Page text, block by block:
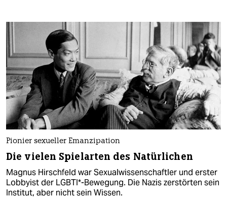
Pionier sexueller Emanzipation
Die vielen Spielarten des Natürlichen
Magnus Hirschfeld war Sexualwissenschaftler und erster
Lobbyist der LGBTI*-Bewegung. Die Nazis zerstörten sein
Institut, aber nicht sein Wissen.